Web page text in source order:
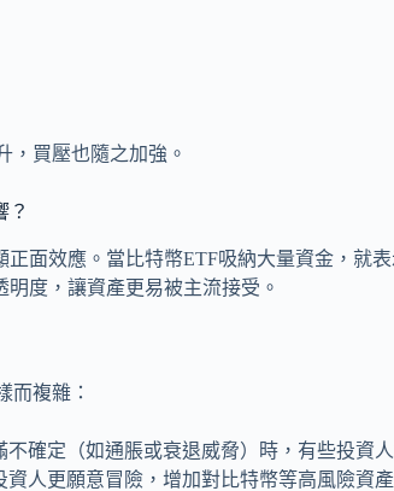
，買壓也隨之加強。
？
面效應。當比特幣ETF吸納大量資金，就
度，讓資產更易被主流接受。
而複雜：
不確定（如通脹或衰退威脅）時，有些投資
資人更願意冒險，增加對比特幣等高風險資